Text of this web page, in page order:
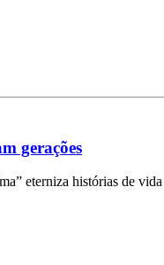
gerações
eterniza histórias de